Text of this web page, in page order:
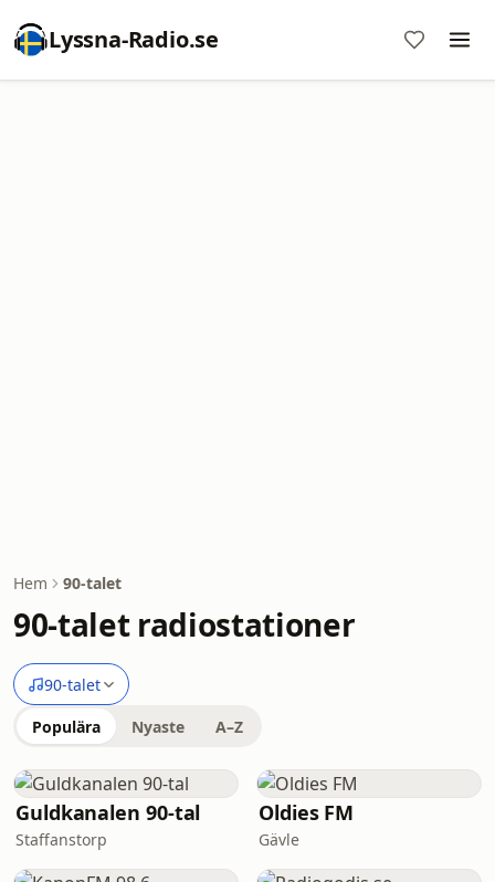
Lyssna-Radio.se
Hem 90-talet
90-talet radiostationer
90-talet
Populära Nyaste A–Z
Guldkanalen 90-tal
Staffanstorp
Oldies FM
Gävle